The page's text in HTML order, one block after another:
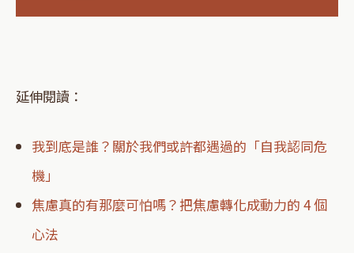
延伸閱讀：
我到底是誰？關於我們或許都遇過的「自我認同危
機」
焦慮真的有那麼可怕嗎？把焦慮轉化成動力的 4 個
心法